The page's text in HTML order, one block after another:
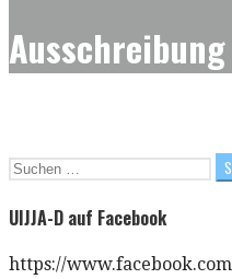
Ausschreibung
Suchen
UIJJA-D auf Facebook
https://